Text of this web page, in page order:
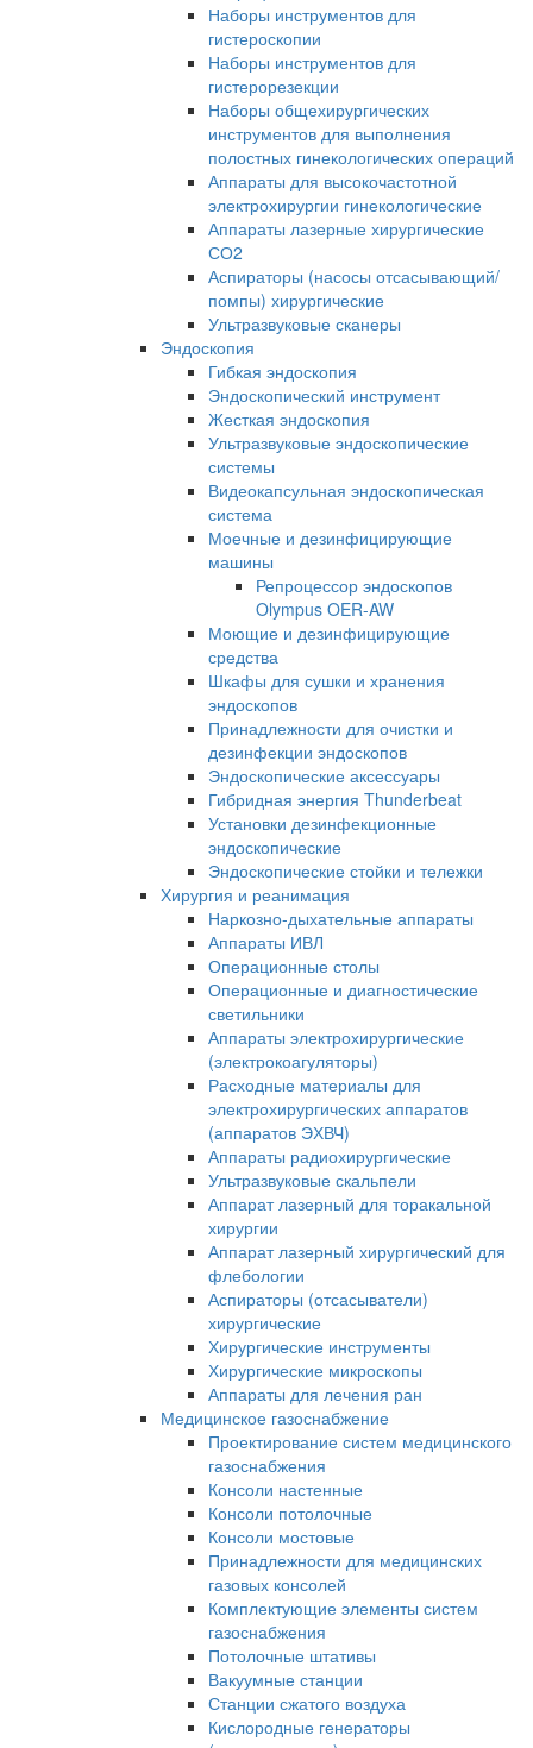
Наборы инструментов для
гистероскопии
Наборы инструментов для
гистерорезекции
Наборы общехирургических
инструментов для выполнения
полостных гинекологических операций
Аппараты для высокочастотной
электрохирургии гинекологические
Аппараты лазерные хирургические
СО2
Аспираторы (насосы отсасывающий/
помпы) хирургические
Ультразвуковые сканеры
Эндоскопия
Гибкая эндоскопия
Эндоскопический инструмент
Жесткая эндоскопия
Ультразвуковые эндоскопические
системы
Видеокапсульная эндоскопическая
система
Моечные и дезинфицирующие
машины
Репроцессор эндоскопов
Olympus OER-AW
Моющие и дезинфицирующие
средства
Шкафы для сушки и хранения
эндоскопов
Принадлежности для очистки и
дезинфекции эндоскопов
Эндоскопические аксессуары
Гибридная энергия Thunderbeat
Установки дезинфекционные
эндоскопические
Эндоскопические стойки и тележки
Хирургия и реанимация
Наркозно-дыхательные аппараты
Аппараты ИВЛ
Операционные столы
Операционные и диагностические
светильники
Аппараты электрохирургические
(электрокоагуляторы)
Расходные материалы для
электрохирургических аппаратов
(аппаратов ЭХВЧ)
Аппараты радиохирургические
Ультразвуковые скальпели
Аппарат лазерный для торакальной
хирургии
Аппарат лазерный хирургический для
флебологии
Аспираторы (отсасыватели)
хирургические
Хирургические инструменты
Хирургические микроскопы
Аппараты для лечения ран
Медицинское газоснабжение
Проектирование систем медицинского
газоснабжения
Консоли настенные
Консоли потолочные
Консоли мостовые
Принадлежности для медицинских
газовых консолей
Комплектующие элементы систем
газоснабжения
Потолочные штативы
Вакуумные станции
Станции сжатого воздуха
Кислородные генераторы